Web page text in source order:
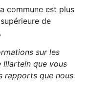
commune est plus
supérieure de
sur les
Illartein que vous
rapports que nous